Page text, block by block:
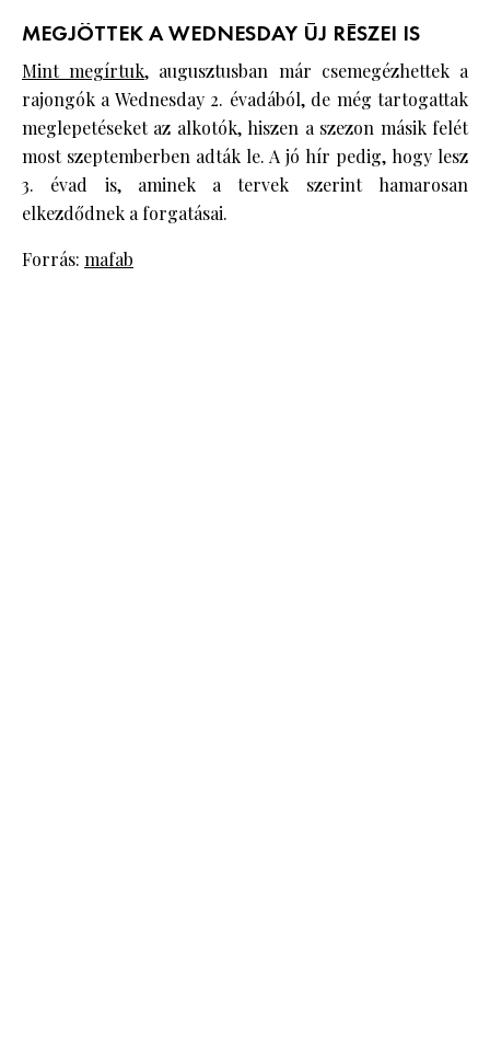
MEGJÖTTEK A WEDNESDAY ÚJ RÉSZEI IS
Mint megírtuk, augusztusban már csemegézhettek a
rajongók a Wednesday 2. évadából, de még tartogattak
meglepetéseket az alkotók, hiszen a szezon másik felét
most szeptemberben adták le. A jó hír pedig, hogy lesz
3. évad is, aminek a tervek szerint hamarosan
elkezdődnek a forgatásai.
Forrás: mafab